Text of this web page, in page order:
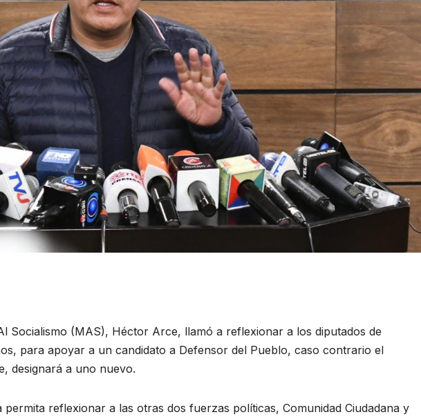
Socialismo (MAS), Héctor Arce, llamó a reflexionar a los diputados de
para apoyar a un candidato a Defensor del Pueblo, caso contrario el
designará a uno nuevo.
permita reflexionar a las otras dos fuerzas políticas, Comunidad Ciudadana y